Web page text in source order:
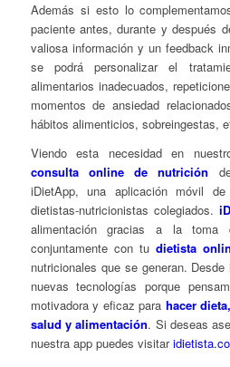
Además si esto lo
paciente antes, durante y después
valiosa información y un feedback
se podrápersonalizar el
alimentarios inadecuados,
momentos de ansiedad
hábitos alimenticios, sobreingestas,
Viendo esta necesidad en
consulta online de nutrición
iDietApp, una aplicación móvil de
dietistas-nutricionistas colegiados.
alimentación gracias a la toma
conjuntamente con tu dietista
nutricionales que se generan.
nuevas tecnologías porque
motivadora y eficaz para hacer
salud y alimentación. Si deseas
nuestra app puedes visitar